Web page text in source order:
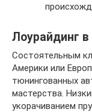
Лоурайдинг в
Состоятельным
Америки или
тюнингованных
мастерства.
укорачиванием